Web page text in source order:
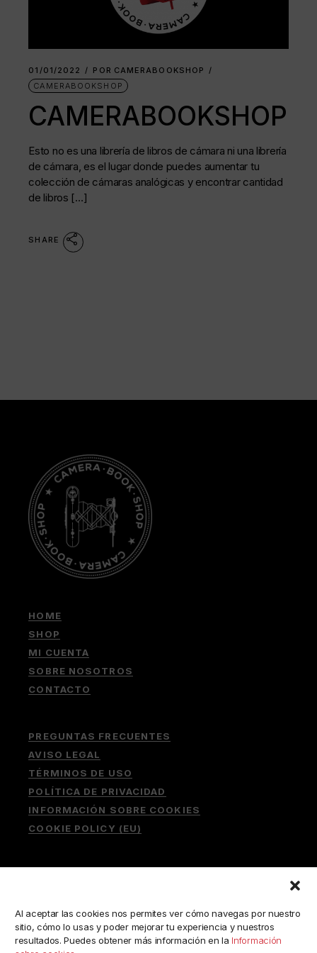
Al aceptar las cookies nos permites ver cómo navegas por nuestro
sitio, cómo lo usas y poder mejorar tu experiencia y nuestros
resultados. Puedes obtener más información en la Información
01/01/2022 POR CAMERABOOKSHOP
CAMERABOOKSHOP
CAMERABOOKSHOP
Esto no es una librería de libros de cámara ni una librería
de cámara, es el lugar donde puedes aumentar tu
colección de cámaras analógicas y encontrar cantidad
de libros […]
SHARE
HOME
SHOP
MI CUENTA
SOBRE NOSOTROS
CONTACTO
PREGUNTAS FRECUENTES
AVISO LEGAL
TÉRMINOS DE USO
POLÍTICA DE PRIVACIDAD
INFORMACIÓN SOBRE COOKIES
COOKIE POLICY (EU)
Buscar: